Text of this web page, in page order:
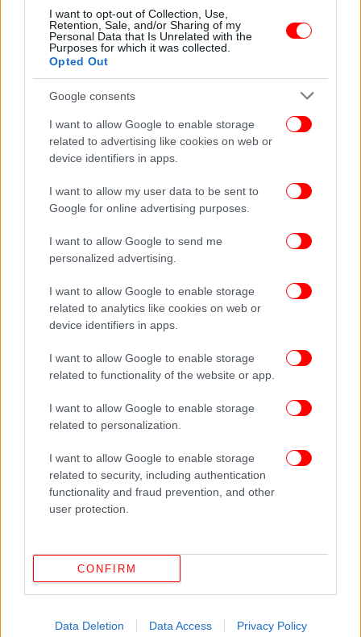
I want to opt-out of Collection, Use,
Retention, Sale, and/or Sharing of my
Personal Data that Is Unrelated with the
Purposes for which it was collected.
Opted Out
Google consents
I want to allow Google to enable storage
related to advertising like cookies on web or
device identifiers in apps.
I want to allow my user data to be sent to
Google for online advertising purposes.
I want to allow Google to send me
personalized advertising.
I want to allow Google to enable storage
related to analytics like cookies on web or
device identifiers in apps.
I want to allow Google to enable storage
related to functionality of the website or app.
I want to allow Google to enable storage
related to personalization.
I want to allow Google to enable storage
related to security, including authentication
functionality and fraud prevention, and other
user protection.
CONFIRM
Data Deletion Data Access Privacy Policy
Θεσσαλονίκη: Διαρρήκτες «άνοιγαν» αυτοκίνητα
παραθεριστών -Δύο συλλήψεις
ΕΛΛΑΔΑ 14/07/2026 09:33
Λάρισα: Ριψοκίνδυνοι οδηγοί διασχίζουν τη
γέφυρα Παλαιόπυργου που έχει «βυθιστεί»
-Δείτε βίντεο
Κρήτη: Καραμπόλα τεσσάρων οχημάτων στον